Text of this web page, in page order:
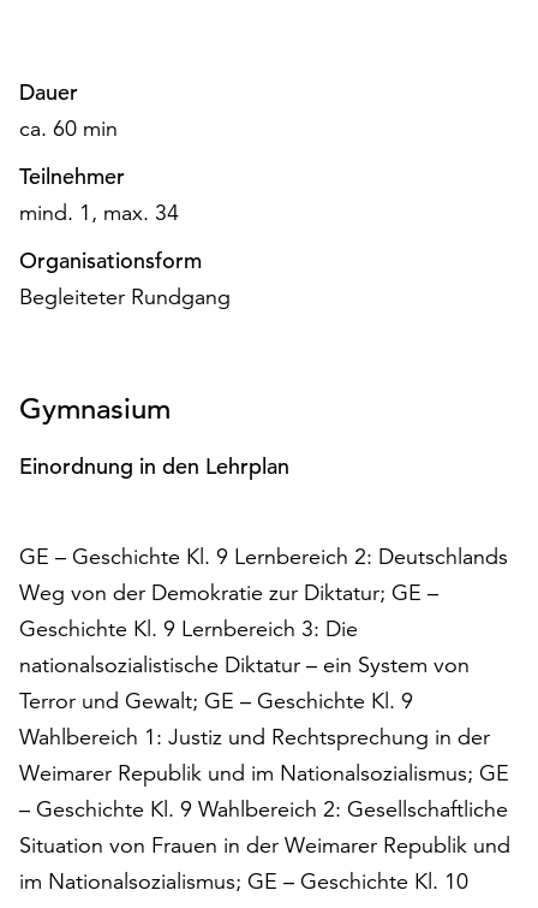
Einstellungen
über
Schaltfläche
„Auswählen“.
Weitere
Informationen
finden
Datenschutzerklärung
dem
Dauer
ca. 60 min
Teilnehmer
mind. 1, max. 34
Organisationsform
Begleiteter Rundgang
Gymnasium
Einordnung in den Lehrplan
GE – Geschichte Kl. 9 Lernbereich 2: Deutschlands
Weg von der Demokratie zur Diktatur; GE –
Geschichte Kl. 9 Lernbereich 3: Die
nationalsozialistische Diktatur – ein System von
Terror und Gewalt; GE – Geschichte Kl. 9
Wahlbereich 1: Justiz und Rechtsprechung in der
Weimarer Republik und im Nationalsozialismus; GE
– Geschichte Kl. 9 Wahlbereich 2: Gesellschaftliche
Situation von Frauen in der Weimarer Republik und
im Nationalsozialismus; GE – Geschichte Kl. 10